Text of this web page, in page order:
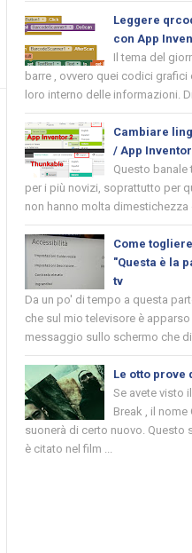
Leggere
con App
Il tema del
barre , ovvero quei codici grafici
loro interno delle informazioni.
Cambiare
/ App
Questo banale
per i più novizi, soprattutto per
non hanno molta dimestichezza
Come
"Questa è la
tv
Da un po' di tempo a questa
che sul mio televisore è
messaggio sullo schermo che
Le otto prove
Se avete visto
Break , il nome
suonerà di certo nuovo. Questo
è citato nel film ...